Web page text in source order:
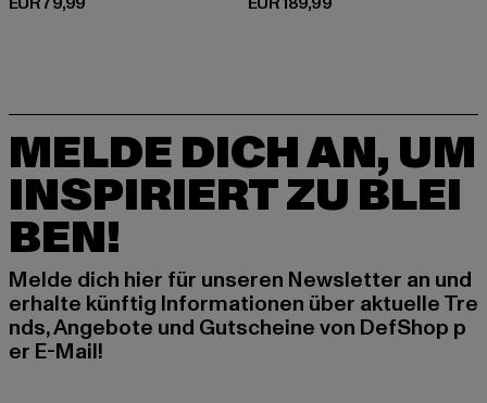
MELDE DICH AN, UM
INSPIRIERT ZU BLEI
BEN!
Melde dich hier für unseren Newsletter an und
erhalte künftig Informationen über aktuelle Tre
nds, Angebote und Gutscheine von DefShop p
er E-Mail!